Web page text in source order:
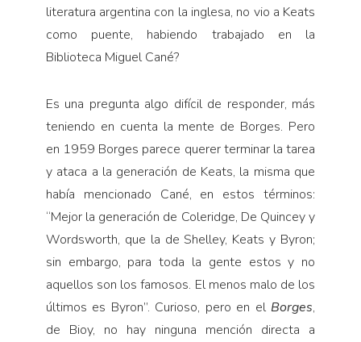
literatura argentina con la inglesa, no vio a Keats
como puente, habiendo trabajado en la
Biblioteca Miguel Cané?
Es una pregunta algo difícil de responder, más
teniendo en cuenta la mente de Borges. Pero
en 1959 Borges parece querer terminar la tarea
y ataca a la generación de Keats, la misma que
había mencionado Cané, en estos términos:
“Mejor la generación de Coleridge, De Quincey y
Wordsworth, que la de Shelley, Keats y Byron;
sin embargo, para toda la gente estos y no
aquellos son los famosos. El menos malo de los
últimos es Byron”. Curioso, pero en el Borges,
de Bioy, no hay ninguna mención directa a